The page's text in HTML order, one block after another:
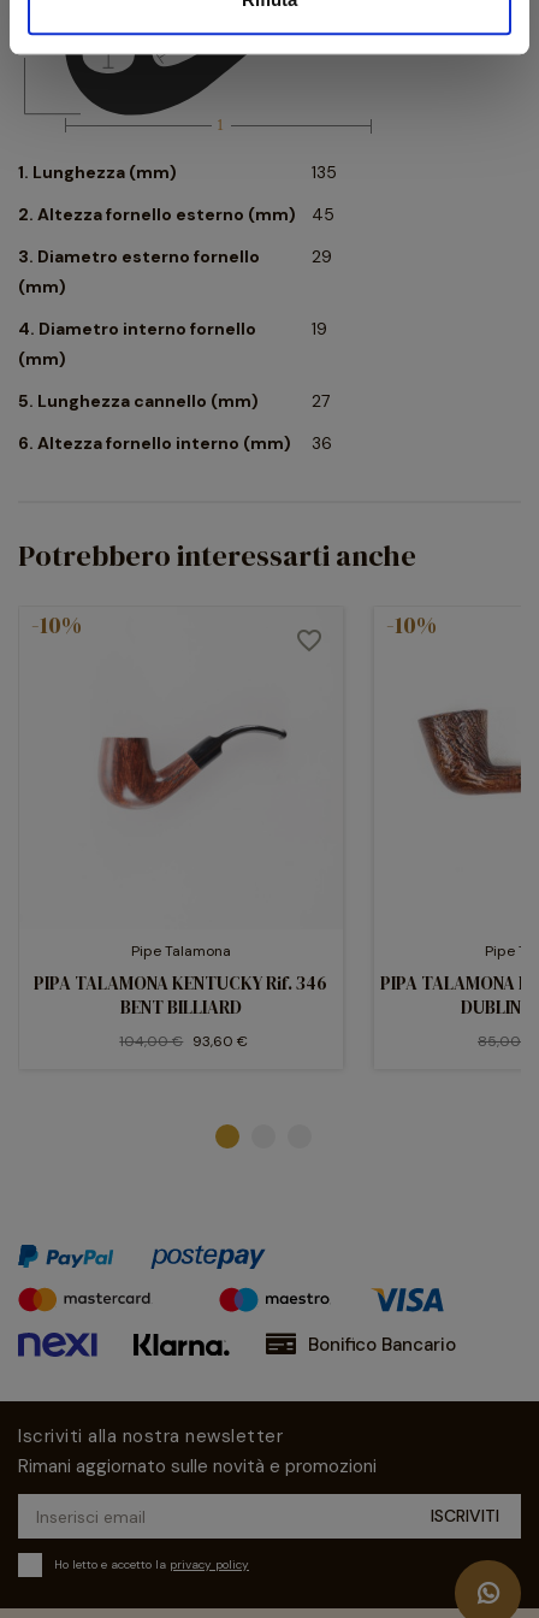
1. Lunghezza (mm)
135
2. Altezza fornello esterno (mm)
45
3. Diametro esterno fornello
(mm)
29
4. Diametro interno fornello
(mm)
19
5. Lunghezza cannello (mm)
27
6. Altezza fornello interno (mm)
36
Potrebbero interessarti anche
-10%
Pipe Talamona
PIPA TALAMONA KENTUCKY Rif. 346
BENT BILLIARD
104,00 € 93,60 €
favorite_border -10%
Pipe
PIPA TALAMONA
DUBLIN
85,00 €
Bonifico Bancario
Iscriviti alla nostra newsletter
Rimani aggiornato sulle novità e promozioni
Ho letto e accetto la privacy policy